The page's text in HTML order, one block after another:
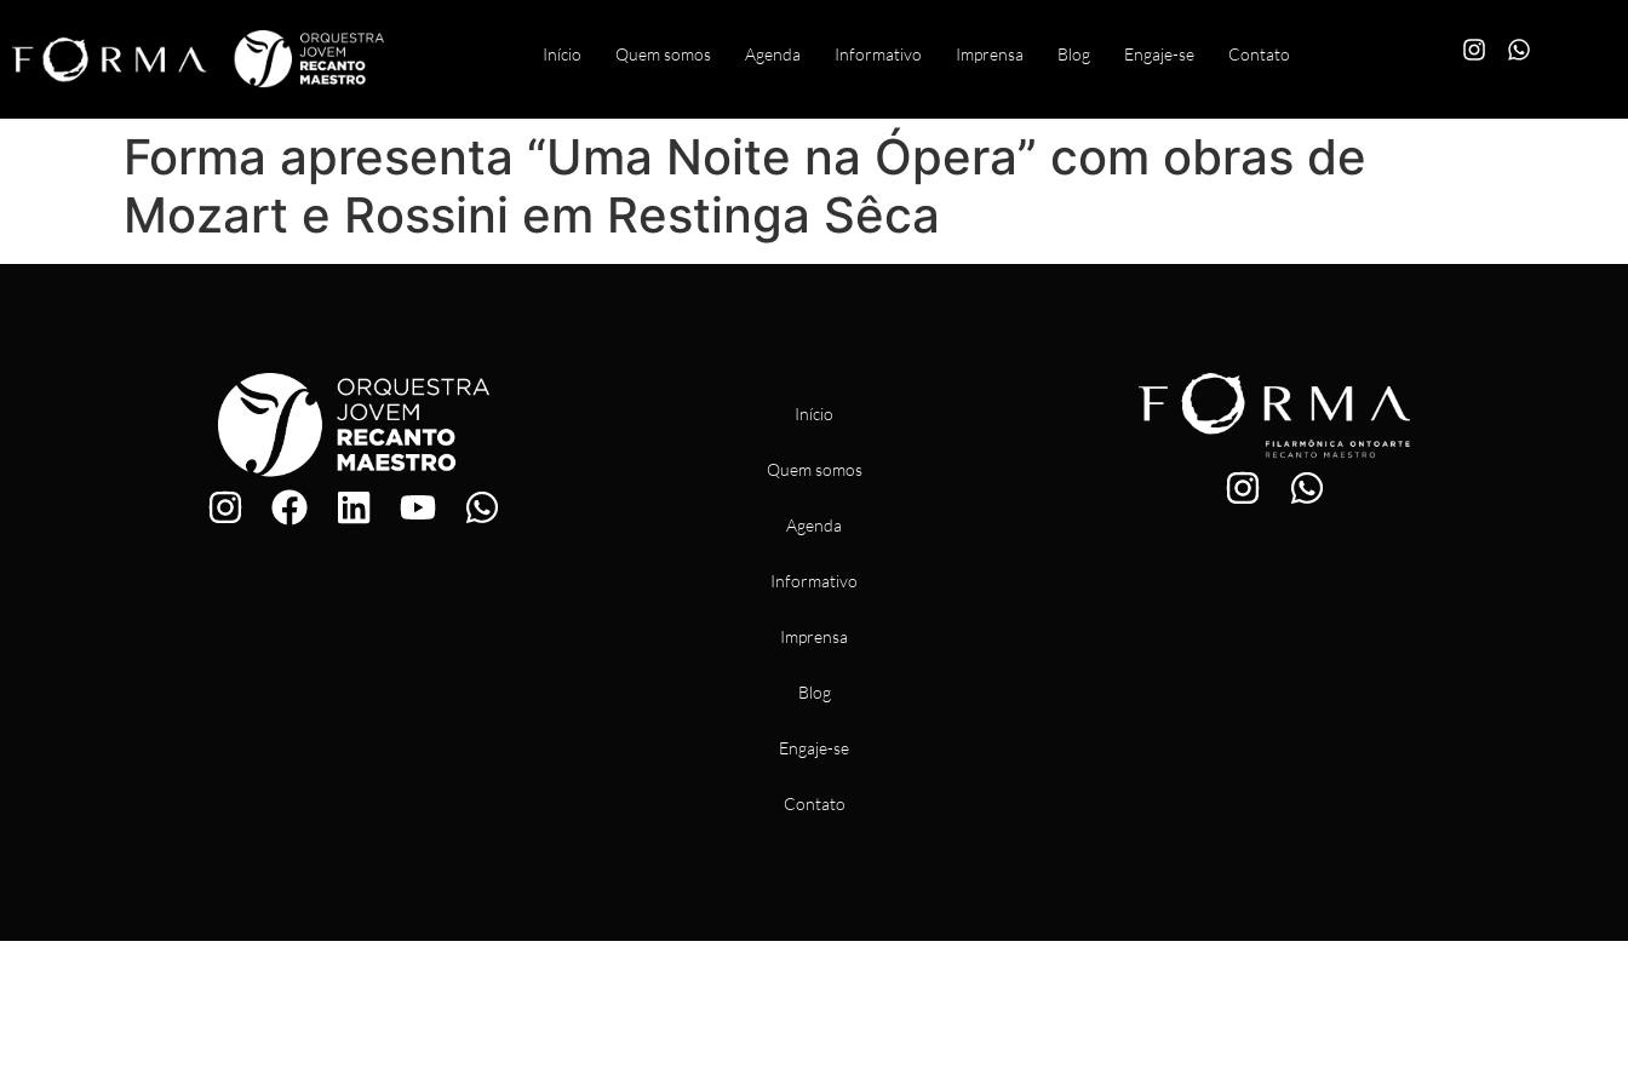
Início Quem somos Agenda Informativo Imprensa Blog Engaje-se Contato
Forma apresenta “Uma Noite na Ópera” com obras de
Mozart e Rossini em Restinga Sêca
Início
Quem somos
Agenda
Informativo
Imprensa
Blog
Engaje-se
Contato